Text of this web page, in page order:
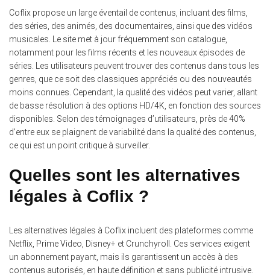
Coflix propose un large éventail de contenus, incluant des films,
des séries, des animés, des documentaires, ainsi que des vidéos
musicales. Le site met à jour fréquemment son catalogue,
notamment pour les films récents et les nouveaux épisodes de
séries. Les utilisateurs peuvent trouver des contenus dans tous les
genres, que ce soit des classiques appréciés ou des nouveautés
moins connues. Cependant, la qualité des vidéos peut varier, allant
de basse résolution à des options HD/4K, en fonction des sources
disponibles. Selon des témoignages d’utilisateurs, près de 40%
d’entre eux se plaignent de variabilité dans la qualité des contenus,
ce qui est un point critique à surveiller.
Quelles sont les alternatives
légales à Coflix ?
Les alternatives légales à Coflix incluent des plateformes comme
Netflix, Prime Video, Disney+ et Crunchyroll. Ces services exigent
un abonnement payant, mais ils garantissent un accès à des
contenus autorisés, en haute définition et sans publicité intrusive.